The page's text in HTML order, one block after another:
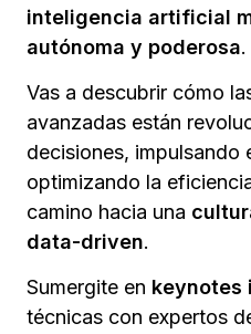
inteligencia artificial
autónoma y poderosa.
Vas a descubrir cómo
avanzadas están
decisiones, impulsando
optimizando la
camino hacia una
data-driven.
Sumergite en keynotes
técnicas con expertos